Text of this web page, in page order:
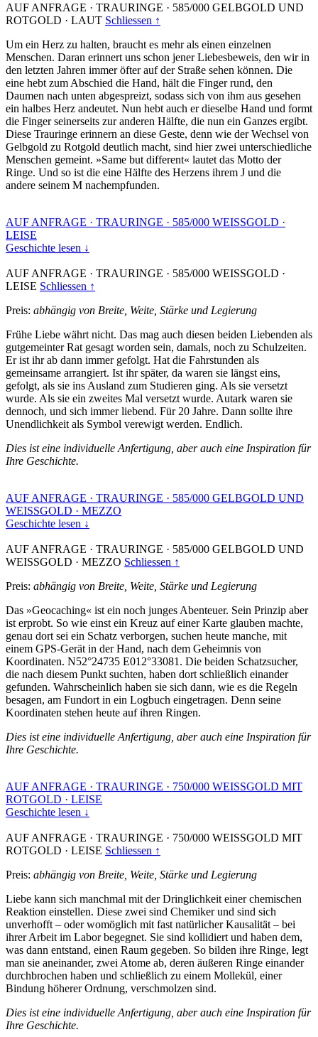
AUF ANFRAGE · TRAURINGE · 585/000 GELBGOLD UND
ROTGOLD · LAUT Schliessen ↑
Um ein Herz zu halten, braucht es mehr als einen einzelnen
Menschen. Daran erinnert uns schon jener Liebesbeweis, den wir in
den letzten Jahren immer öfter auf der Straße sehen können. Die
eine hebt zum Abschied die Hand, hält die Finger rund, den
Daumen nach unten abgespreizt, sodass sich von ihm aus gesehen
ein halbes Herz andeutet. Nun hebt auch er dieselbe Hand und formt
die Finger seinerseits zur anderen Hälfte, die nun ein Ganzes ergibt.
Diese Trauringe erinnern an diese Geste, denn wie der Wechsel von
Gelbgold zu Rotgold deutlich macht, sind hier zwei unterschiedliche
Menschen gemeint. »Same but different« lautet das Motto der
Ringe. Und so ist die eine Hälfte des Herzens ihrem J und die
andere seinem M nachempfunden.
AUF ANFRAGE · TRAURINGE · 585/000 WEISSGOLD ·
LEISE
Geschichte lesen ↓
AUF ANFRAGE · TRAURINGE · 585/000 WEISSGOLD ·
LEISE Schliessen ↑
Preis: abhängig von Breite, Weite, Stärke und Legierung
Frühe Liebe währt nicht. Das mag auch diesen beiden Liebenden als
gutgemeinter Rat gesagt worden sein, damals, noch zu Schulzeiten.
Er ist ihr ab dann immer gefolgt. Hat die Fahrstunden als
gemeinsame arrangiert. Ist ihr später, da waren sie längst eins,
gefolgt, als sie ins Ausland zum Studieren ging. Als sie versetzt
wurde. Als sie ein zweites Mal versetzt wurde. Autark waren sie
dennoch, und sich immer liebend. Für 20 Jahre. Dann sollte ihre
Unendlichkeit als Symbol verewigt werden. Endlich.
Dies ist eine individuelle Anfertigung, aber auch eine Inspiration für
Ihre Geschichte.
AUF ANFRAGE · TRAURINGE · 585/000 GELBGOLD UND
WEISSGOLD · MEZZO
Geschichte lesen ↓
AUF ANFRAGE · TRAURINGE · 585/000 GELBGOLD UND
WEISSGOLD · MEZZO Schliessen ↑
Preis: abhängig von Breite, Weite, Stärke und Legierung
Das »Geocaching« ist ein noch junges Abenteuer. Sein Prinzip aber
ist erprobt. So wie einst ein Kreuz auf einer Karte glauben machte,
genau dort sei ein Schatz verborgen, suchen heute manche, mit
einem GPS-Gerät in der Hand, nach dem Geheimnis von
Koordinaten. N52°24735 E012°33081. Die beiden Schatzsucher,
die nach diesem Punkt suchten, haben dort schließlich einander
gefunden. Wahrscheinlich haben sie sich dann, wie es die Regeln
besagen, am Fundort in ein Logbuch eingetragen. Denn seine
Koordinaten stehen heute auf ihren Ringen.
Dies ist eine individuelle Anfertigung, aber auch eine Inspiration für
Ihre Geschichte.
AUF ANFRAGE · TRAURINGE · 750/000 WEISSGOLD MIT
ROTGOLD · LEISE
Geschichte lesen ↓
AUF ANFRAGE · TRAURINGE · 750/000 WEISSGOLD MIT
ROTGOLD · LEISE Schliessen ↑
Preis: abhängig von Breite, Weite, Stärke und Legierung
Liebe kann sich manchmal mit der Dringlichkeit einer chemischen
Reaktion einstellen. Diese zwei sind Chemiker und sind sich
unverhofft – oder womöglich mit fast natürlicher Kausalität – bei
ihrer Arbeit im Labor begegnet. Sie sind kollidiert und haben dem,
was dann entstand, einen Raum gegeben. So bilden ihre Ringe, legt
man sie aneinander, zwei Atome ab, deren äußeren Ringe einander
durchbrochen haben und schließlich zu einem Mollekül, einer
Bindung höherer Ordnung, verschmolzen sind.
Dies ist eine individuelle Anfertigung, aber auch eine Inspiration für
Ihre Geschichte.